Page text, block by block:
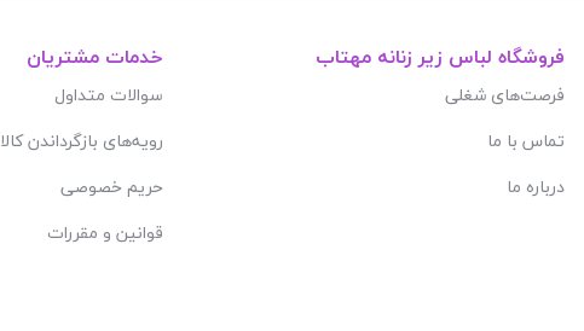
فروشگاه لباس زیر زنانه مهتاب
فرصت‌های شغلی
تماس با ما
درباره ما
خدمات مشتریان
سوالات متداول
رویه‌های بازگرداندن کالا
حریم خصوصی
قوانین و مقررات